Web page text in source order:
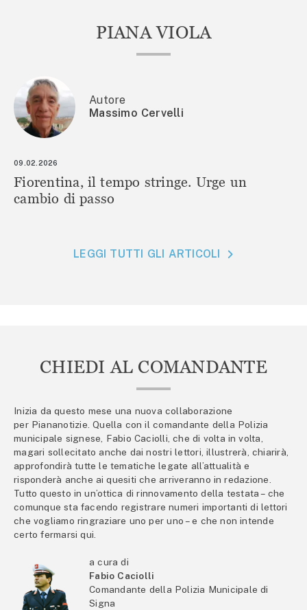
PIANA VIOLA
Autore
Massimo Cervelli
09.02.2026
Fiorentina, il tempo stringe. Urge un
cambio di passo
LEGGI TUTTI GLI ARTICOLI
CHIEDI AL COMANDANTE
Inizia da questo mese una nuova collaborazione
per Piananotizie. Quella con il comandante della Polizia
municipale signese, Fabio Caciolli, che di volta in volta,
magari sollecitato anche dai nostri lettori, illustrerà, chiarirà,
approfondirà tutte le tematiche legate all’attualità e
risponderà anche ai quesiti che arriveranno in redazione.
Tutto questo in un’ottica di rinnovamento della testata – che
comunque sta facendo registrare numeri importanti di lettori
che vogliamo ringraziare uno per uno – e che non intende
certo fermarsi qui.
a cura di
Fabio Caciolli
Comandante della Polizia Municipale di
Signa